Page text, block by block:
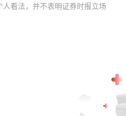
看法，并不表明证券时报立场